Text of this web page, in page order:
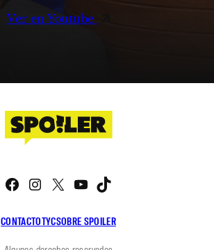
Ver en Youtube
CONTACTOTYCSOBRE SPOILER
Facebook
Instagram
X YouTube